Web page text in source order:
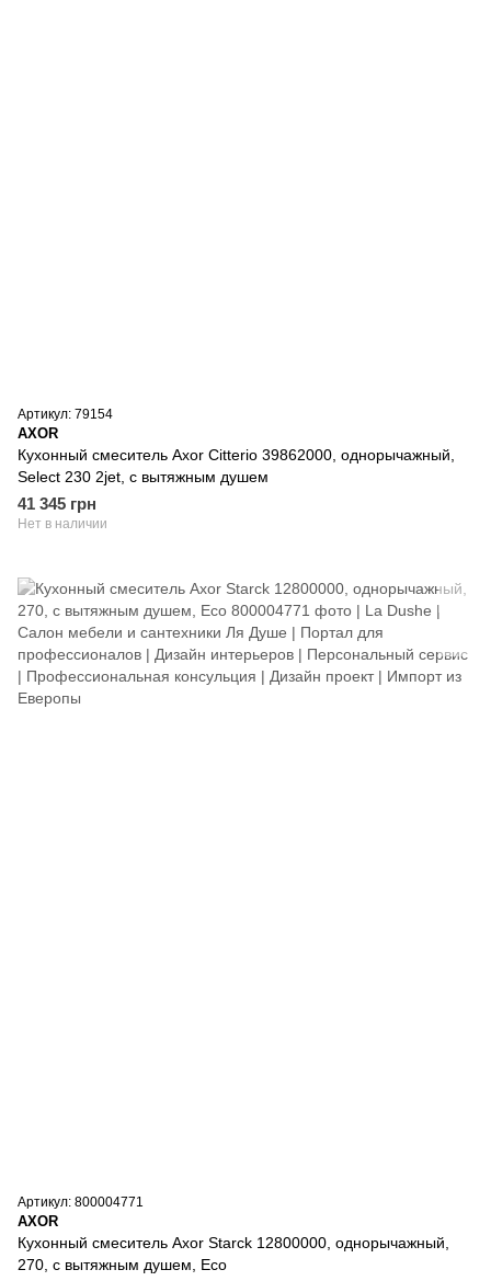
Артикул: 79154
AXOR
Кухонный смеситель Axor Citterio 39862000, однорычажный,
Select 230 2jet, с вытяжным душем
41 345 грн
Нет в наличии
Артикул: 800004771
AXOR
Кухонный смеситель Axor Starck 12800000, однорычажный,
270, с вытяжным душем, Eco